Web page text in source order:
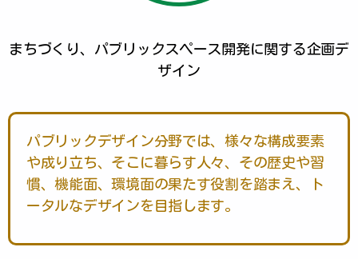
まちづくり、パブリックスペース開発に関する企画デ
ザイン
パブリックデザイン分野では、様々な構成要素
や成り立ち、そこに暮らす人々、その歴史や習
慣、機能面、環境面の果たす役割を踏まえ、ト
ータルなデザインを目指します。